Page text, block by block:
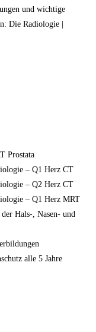
und wichtige
Die Radiologie |
Prostata
– Q1 Herz CT
– Q2 Herz CT
– Q1 Herz MRT
Hals-, Nasen- und
alle 5 Jahre